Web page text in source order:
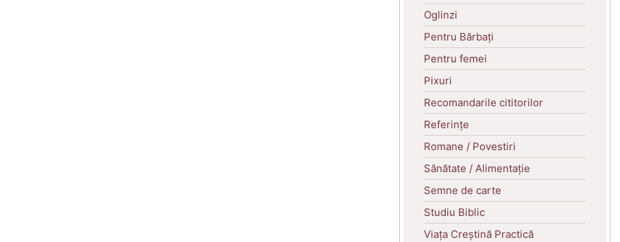
Oglinzi
Pentru Bărbați
Pentru femei
Pixuri
Recomandarile cititorilor
Referințe
Romane / Povestiri
Sănătate / Alimentație
Semne de carte
Studiu Biblic
Viața Creștină Practică